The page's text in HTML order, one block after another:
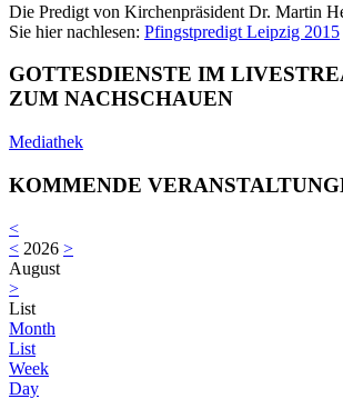
Die Predigt von Kirchenpräsident Dr. Martin
Sie hier nachlesen: Pfingstpredigt Leipzig 2015
GOTTESDIENSTE IM
ZUM NACHSCHAUEN
Mediathek
KOMMENDE
<
< 2026 >
August
>
List
Month
List
Week
Day